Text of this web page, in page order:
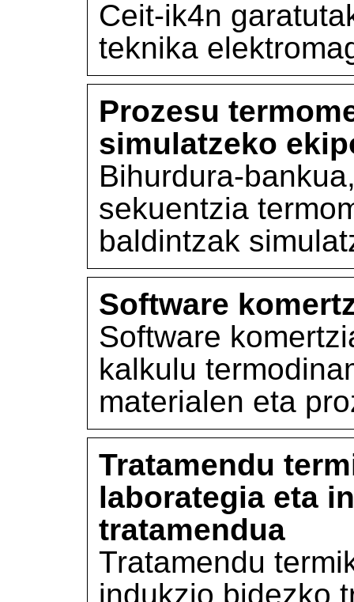
Ceit-ik4n
teknika
Prozesu
simulatzeko
Bihurdura-
sekuentzia
baldintzak
Software
Software
kalkulu
materialen eta
Tratamendu
laborategia eta
tratamendua
Tratamendu
indukzio bidezko